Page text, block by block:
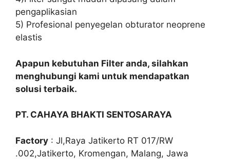
pengaplikasian
5) Profesional penyegelan obturator neoprene
elastis
Apapun kebutuhan Filter anda, silahkan
menghubungi kami untuk mendapatkan
solusi terbaik.
PT. CAHAYA BHAKTI SENTOSARAYA
Factory : Jl,Raya Jatikerto RT 017/RW
.002,Jatikerto, Kromengan, Malang, Jawa